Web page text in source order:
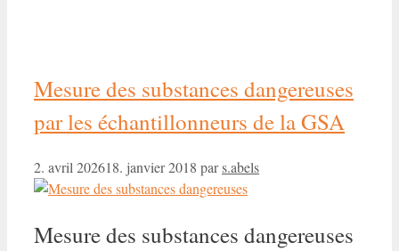
Mesure des substances dangereuses
par les échantillonneurs de la GSA
2. avril 202618. janvier 2018 pars.abels
Mesure des substances dangereuses